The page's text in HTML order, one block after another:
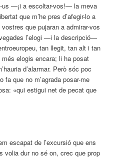
us —¡i a escoltar-vos!— la meva
que m’he pres d’afegir-lo a
que pujaran a admirar-vos
l’elogi —i la descripció—
tan llegit, tan alt i tan
elogis encara; li ha posat
d’alarmar. Però sóc poc
fa que no m’agrada posar-me
«qui estigui net de pecat que
escapat de l’excursió que ens
volia dur no sé on, crec que prop